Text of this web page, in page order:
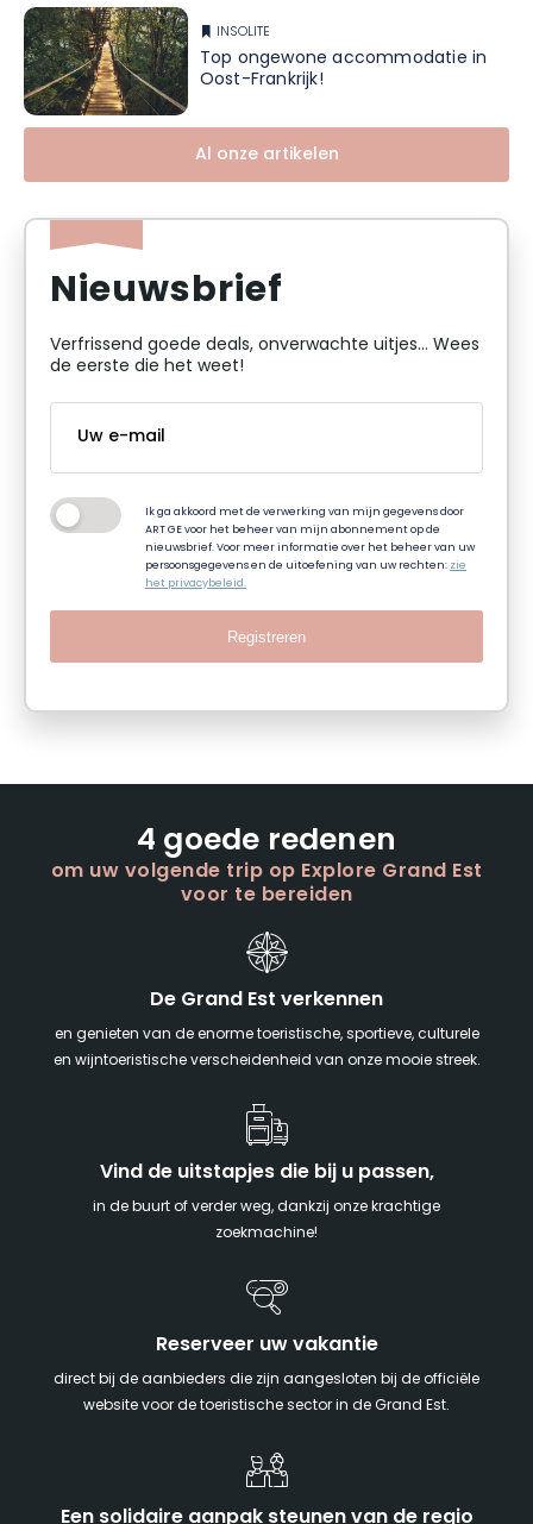
INSOLITE
Top ongewone accommodatie in
Oost-Frankrijk!
Al onze artikelen
Nieuwsbrief
Verfrissend goede deals, onverwachte uitjes... Wees
de eerste die het weet!
Ik ga akkoord met de verwerking van mijn gegevens door
ART GE voor het beheer van mijn abonnement op de
nieuwsbrief. Voor meer informatie over het beheer van uw
persoonsgegevens en de uitoefening van uw rechten:zie
het privacybeleid.
Registreren
4 goede redenen
om uw volgende trip op Explore Grand Est
voor te bereiden
De Grand Est verkennen
en genieten van de enorme toeristische, sportieve, culturele
en wijntoeristische verscheidenheid van onze mooie streek.
Vind de uitstapjes die bij u passen,
in de buurt of verder weg, dankzij onze krachtige
zoekmachine!
Reserveer uw vakantie
direct bij de aanbieders die zijn aangesloten bij de officiële
website voor de toeristische sector in de Grand Est.